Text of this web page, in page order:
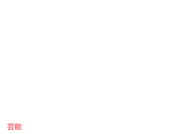
芸能